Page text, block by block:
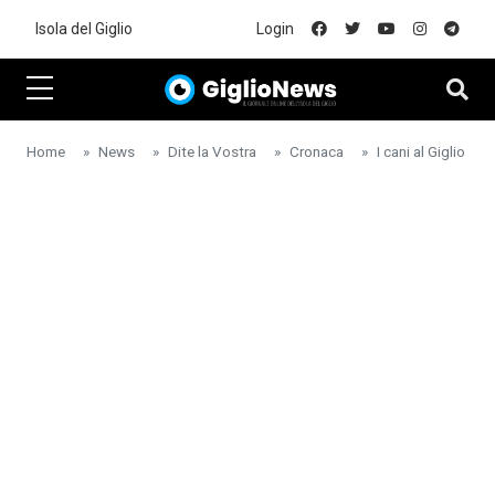
Isola del Giglio Login
Home News Dite la Vostra Cronaca I cani al Giglio